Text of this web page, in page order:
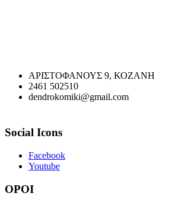
ΑΡΙΣΤΟΦΑΝΟΥΣ 9, ΚΟΖΑΝΗ
2461 502510
dendrokomiki@gmail.com
Social Icons
Facebook
Youtube
ΟΡΟΙ